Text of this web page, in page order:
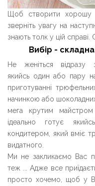
Щоб створити хорошу
зверніть увагу на
знають толк у цій справі.
Вибір -
Не женіться
якийсь один або пару
приготуванні
начинкою або
мега крутим
ідеально готує
кондитером, який вміє
видатного.
Ми не закликаємо Вас
теж ... Адже все
просто хочемо, щоб у